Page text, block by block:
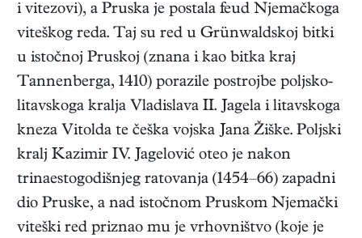
i vitezovi), a Pruska je postala feud Njemačkoga
viteškog reda. Taj su red u Grünwaldskoj bitki
u istočnoj Pruskoj (znana i kao bitka kraj
Tannenberga, 1410) porazile postrojbe poljsko-
litavskoga kralja Vladislava II. Jagela i litavskoga
kneza Vitolda te češka vojska Jana Žiške. Poljski
kralj Kazimir IV. Jagelović oteo je nakon
trinaestogodišnjeg ratovanja (1454–66) zapadni
dio Pruske, a nad istočnom Pruskom Njemački
viteški red priznao mu je vrhovništvo (koje je